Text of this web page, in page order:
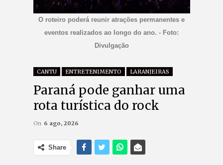
O roteiro poderá reunir atrações permanentes e
eventos realizados ao longo do ano. - Foto:
Divulgação
CANTU ENTRETENIMENTO LARANJEIRAS
Paraná pode ganhar uma
rota turística do rock
On 6 ago, 2026
Share